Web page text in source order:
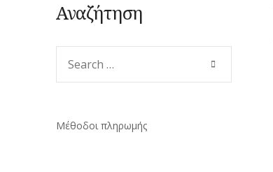
Αναζήτηση
for:
SEARCH
Μέθοδοι πληρωμής